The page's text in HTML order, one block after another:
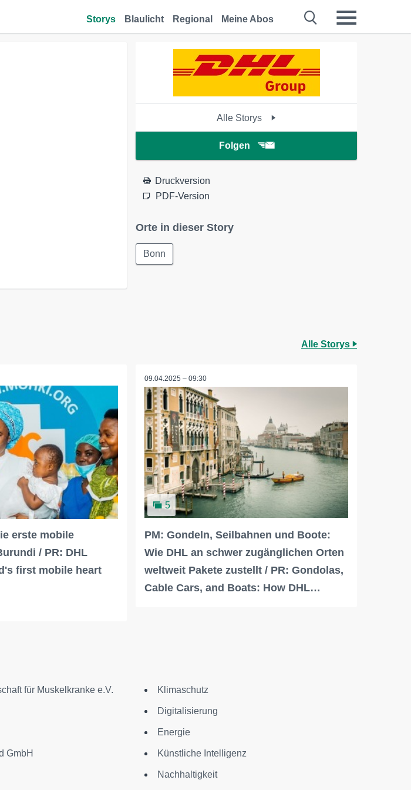
Storys Blaulicht Regional Meine Abos
Alle Storys
Folgen
Druckversion
PDF-Version
Orte in dieser Story
Bonn
Alle Storys
erste mobile
/ PR: DHL
first mobile heart
09.04.2025 – 09:30
5
PM: Gondeln, Seilbahnen und Boote:
Wie DHL an schwer zugänglichen Orten
weltweit Pakete zustellt / PR: Gondolas,
Cable Cars, and Boats: How DHL…
für Muskelkranke e.V.
GmbH
Klimaschutz
Digitalisierung
Energie
Künstliche Intelligenz
Nachhaltigkeit